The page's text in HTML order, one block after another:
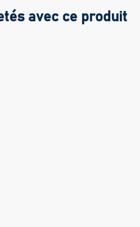
avec ce produit